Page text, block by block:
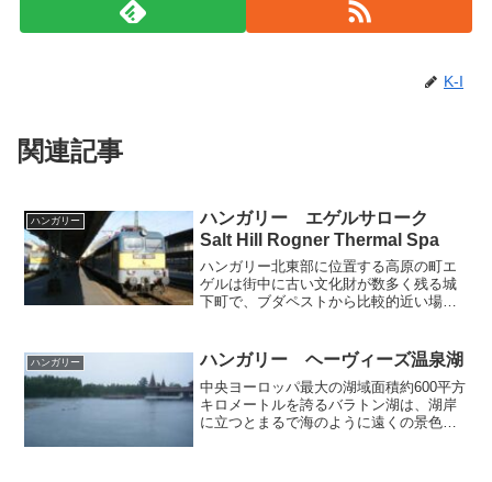
K-I
関連記事
ハンガリー
ハンガリー エゲルサローク
Salt Hill Rogner Thermal Spa
ハンガリー北東部に位置する高原の町エ
ゲルは街中に古い文化財が数多く残る城
下町で、ブダペストから比較的近い場所
ロバスに揺られたところにあるのが温泉
地エゲルサロークで、ト...
ハンガリー ハンガリー ヘーヴィーズ温泉湖
中央ヨーロッパ最大の湖域面積約600平方
キロメートルを誇るバラトン湖は、湖岸
に立つとまるで海のように遠くの景色が